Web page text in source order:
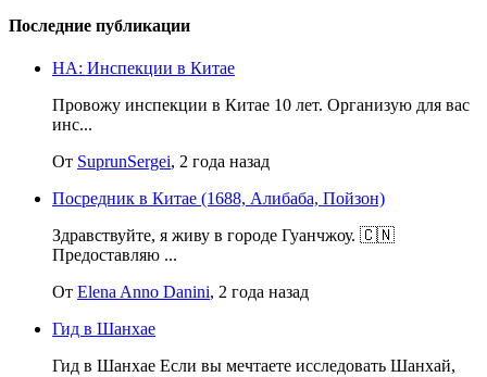
Последние публикации
НА: Инспекции в Китае
Провожу инспекции в Китае 10 лет. Организую для вас
инс...
От SuprunSergei, 2 года назад
Посредник в Китае (1688, Алибаба, Пойзон)
Здравствуйте, я живу в городе Гуанчжоу. 🇨🇳
Предоставляю ...
От Elena Anno Danini, 2 года назад
Гид в Шанхае
Гид в Шанхае Если вы мечтаете исследовать Шанхай,